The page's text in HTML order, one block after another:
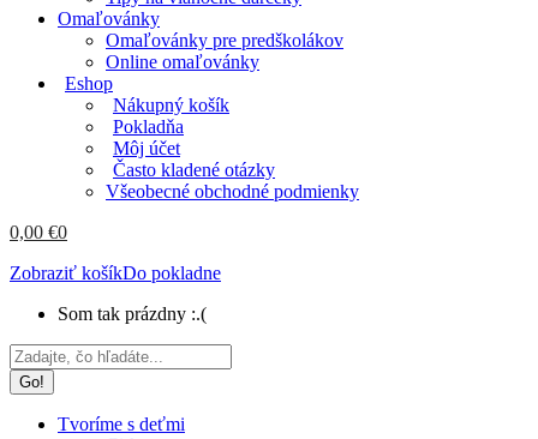
Omaľovánky
Omaľovánky pre predškolákov
Online omaľovánky
Eshop
Nákupný košík
Pokladňa
Môj účet
Často kladené otázky
Všeobecné obchodné podmienky
0,00 €0
Zobraziť košíkDo pokladne
Som tak prázdny :.(
Search:
Tvoríme s deťmi